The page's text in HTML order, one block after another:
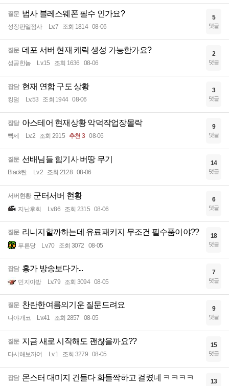
질문 법사 블레스웨폰 필수 인가요?
성장판일점사 Lv.7 조회 1814 08-06
5
댓글
질문 데포 서버 현재 케릭 생성 가능한가요?
성공한놈 Lv.15 조회 1636 08-06
2
댓글
잡담 현재 연합 구도 상황
킹덤 Lv.53 조회 1944 08-06
3
댓글
잡담 아스테어 현재상황 악덕작업장몰락
빡세 Lv.2 조회 2915 추천 3 08-06
9
댓글
질문 선배님들 힘기사 버땅 무기
Black탄 Lv.2 조회 2128 08-06
14
댓글
서버현황 군터서버 현황
지난후회 Lv.86 조회 2315 08-06
6
댓글
질문 리니지할까하는데 유료패키지 무조건 필수품이야??
푸른당 Lv.70 조회 3072 08-05
18
댓글
잡담 홍가 방송보다가...
민지아방 Lv.79 조회 3094 08-05
7
댓글
질문 찬란한여름의기운 질문드려요
나야개코 Lv.41 조회 2857 08-05
9
댓글
질문 지금 새로 시작해도 괜찮을까요??
다시해보까여 Lv.1 조회 3279 08-05
15
댓글
잡담 몬스터 대미지 건들다 화들짝하고 걸렸네 ㅋㅋㅋㅋ 13